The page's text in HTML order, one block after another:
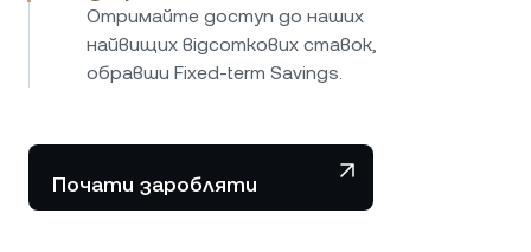
Отримайте доступ до наших
найвищих відсоткових ставок,
обравши Fixed-term Savings.
Почати заробляти